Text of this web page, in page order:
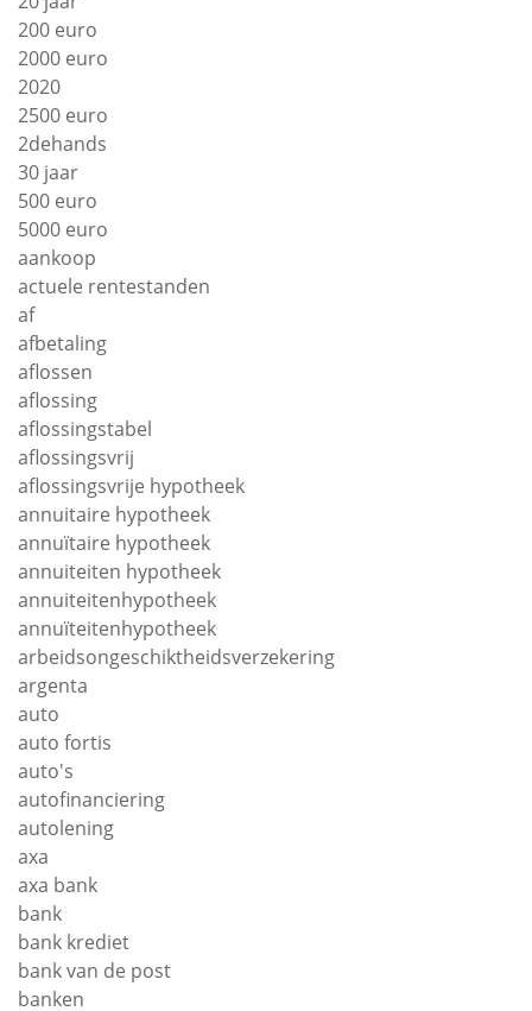
200 euro
2000 euro
2020
2500 euro
2dehands
30 jaar
500 euro
5000 euro
aankoop
actuele rentestanden
af
afbetaling
aflossen
aflossing
aflossingstabel
aflossingsvrij
aflossingsvrije hypotheek
annuitaire hypotheek
annuïtaire hypotheek
annuiteiten hypotheek
annuiteitenhypotheek
annuïteitenhypotheek
arbeidsongeschiktheidsverzekering
argenta
auto
auto fortis
auto's
autofinanciering
autolening
axa
axa bank
bank
bank krediet
bank van de post
banken